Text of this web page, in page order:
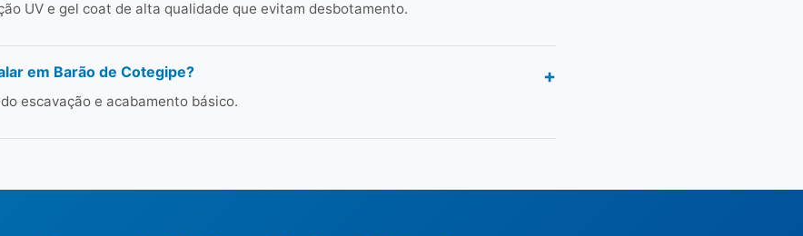
UV e gel coat de alta qualidade que evitam desbotamento.
em Barão de Cotegipe?
escavação e acabamento básico.